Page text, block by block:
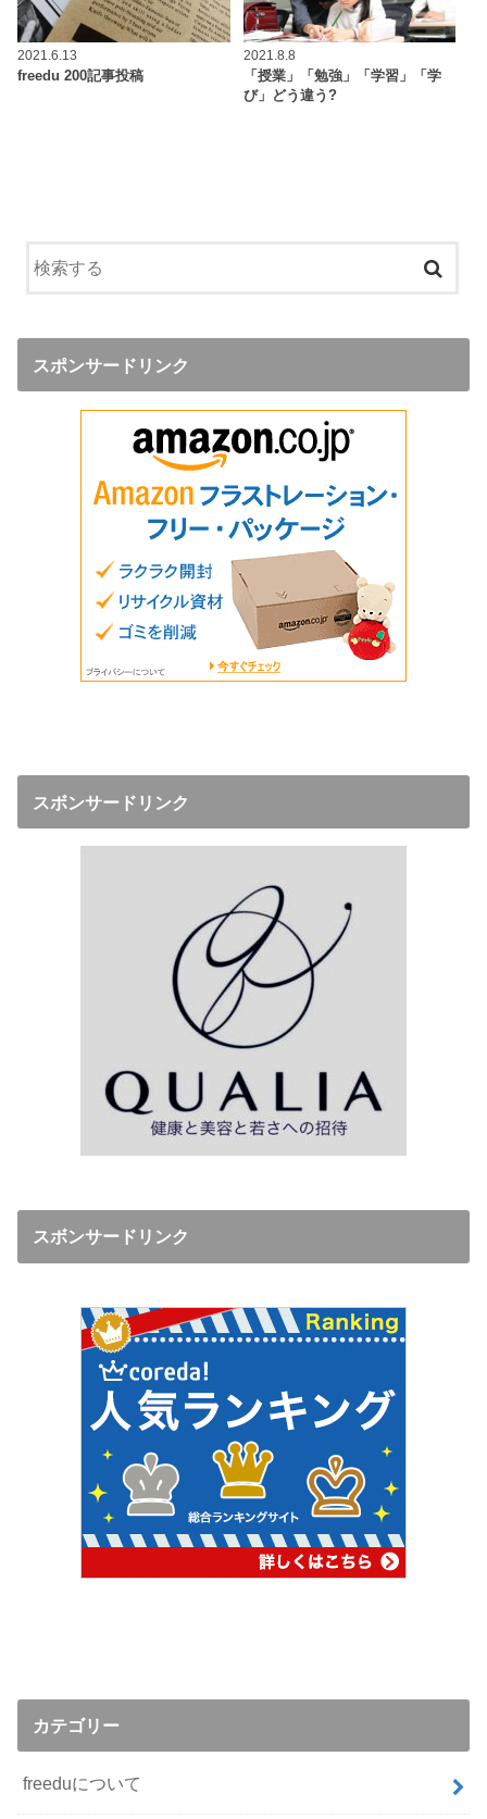
2021.6.13
freedu 200記事投稿
2021.8.8
「授業」「勉強」「学習」「学
び」どう違う?
スポンサードリンク
スボンサードリンク
スボンサードリンク
カテゴリー
freeduについて